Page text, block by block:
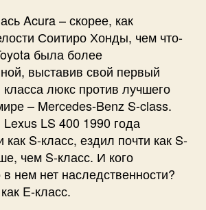
Acura – скорее, как
Соитиро Хонды, чем что-
была более
выставив свой первый
люкс против лучшего
– Mercedes-Benz S-class.
LS 400 1990 года
как S-класс, ездил почти как S-
чем S-класс. И кого
нем нет наследственности?
E-класс.